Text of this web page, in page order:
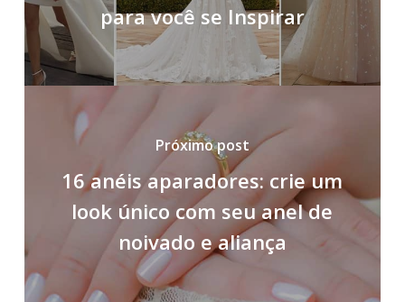
para você se Inspirar
Próximo post
16 anéis aparadores: crie um
look único com seu anel de
noivado e aliança